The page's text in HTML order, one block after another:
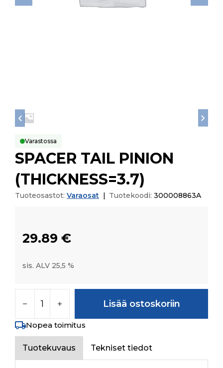
Varastossa
SPACER TAIL PINION
(THICKNESS=3.7)
Tuoteosastot: Varaosat Tuotekoodi: 300008863A
29.89 €
sis. ALV 25,5 %
Lisää ostoskoriin
Nopea toimitus
Tuotekuvaus Tekniset tiedot